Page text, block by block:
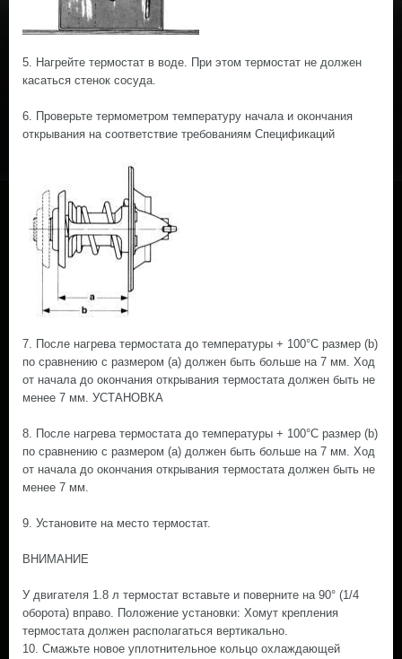
5. Нагрейте термостат в воде. При этом термостат не должен
касаться стенок сосуда.
6. Проверьте термометром температуру начала и окончания
открывания на соответствие требованиям Спецификаций
7. После нагрева термостата до температуры + 100°С размер (b)
по сравнению с размером (а) должен быть больше на 7 мм. Ход
от начала до окончания открывания термостата должен быть не
менее 7 мм. УСТАНОВКА
8. После нагрева термостата до температуры + 100°С размер (b)
по сравнению с размером (а) должен быть больше на 7 мм. Ход
от начала до окончания открывания термостата должен быть не
менее 7 мм.
9. Установите на место термостат.
ВНИМАНИЕ
У двигателя 1.8 л термостат вставьте и поверните на 90° (1/4
оборота) вправо. Положение установки: Хомут крепления
термостата должен располагаться вертикально.
10. Смажьте новое уплотнительное кольцо охлаждающей